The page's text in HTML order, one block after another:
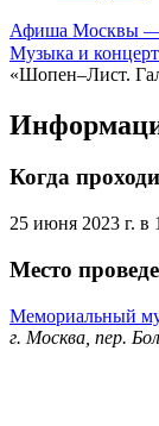
Афиша Москвы —
Музыка и
«Шопен–Лист.
Когда
25 июня 2023 г. в
Место
Мемориальный
г. Москва, пер.